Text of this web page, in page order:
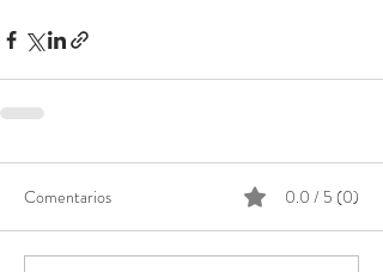
Comentarios 0.0 / 5 (0)